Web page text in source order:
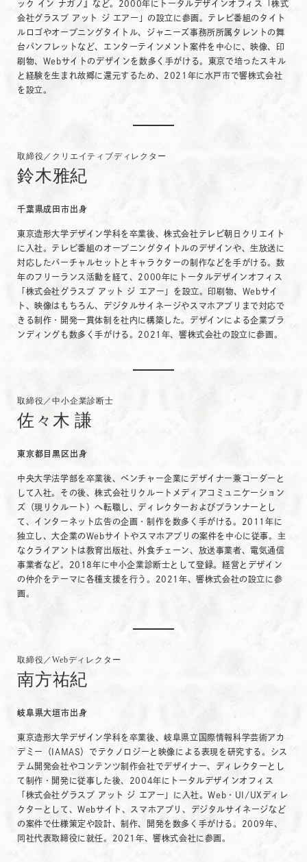
ック イン ナガノ』など。2000年にトータルデザインオフィス「株式
会社グラスプ アット ジ エアー」の設立に参画。テレビ番組のタイト
ルロゴやオープニングタイトル、ジャニーズ事務所所属タレントの舞
台パンフレットなど、エンターテインメント案件を中心に、映像、印
刷物、Webサイトのデザインを数多く手がける。東京で培ったスキル
と経験を生まれ故郷に還元するため、2021年に水戸市で響株式会社
を設立。
取締役／クリエイティブディレクター
鈴木雅紀
千葉県成田市出身
東京造形大学デザイン学科を卒業後、株式会社テレビ朝日クリエイト
に入社。テレビ番組のオープニングタイトルのデザインや、生放送に
対応したバーチャルセットとキャラクターの制作などを手がける。数
年のフリーランス活動を経て、2000年にトータルデザインオフィス
「株式会社グラスプ アット ジ エアー」を設立。印刷物、Webサイ
ト、映像はもちろん、デジタルサイネージやスマホアプリまで対応で
きる制作・開発一貫体制を社内に構築した。デザインによる企業ブラ
ンディングも数多く手がける。2021年、響株式会社の設立に参画。
取締役／中小企業診断士
佐々木 謙
東京都目黒区出身
中央大学法学部を卒業後、ベンチャー企業にデザイナー兼コーダーと
して入社。その後、株式会社リクルートメディアコミュニケーション
ズ（現リクルート）へ転職し、ディレクターおよびプランナーとし
て、インターネット広告の企画・制作を数多く手がける。2011年に
独立し、大企業のWebサイトやスマホアプリの案件を中心に従事。主
なクライアントは教育出版社、外食チェーン、放送事業者、電気通信
事業者など。2018年に中小企業診断士として登録。経営とデザイン
の仲介をテーマに各種支援を行う。2021年、響株式会社の設立に参
画。
取締役／Webディレクター
南方祐紀
岐阜県大垣市出身
東京造形大学デザイン学科を卒業後、岐阜県立国際情報科学芸術アカ
デミー（IAMAS）でテクノロジーと映像による表現を研究する。シス
テム開発会社やコンテンツ制作会社でデザイナー、ディレクターとし
て制作・開発に従事した後、2004年にトータルデザインオフィス
「株式会社グラスプ アット ジ エアー」に入社。Web・UI/UXディレ
クターとして、Webサイト、スマホアプリ、デジタルサイネージなど
の案件で仕様策定や設計、制作、開発を数多く手がける。2009年、
同社代表取締役に就任。2021年、響株式会社に参画。